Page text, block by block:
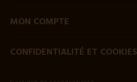
MON COMPTE
CONFIDENTIALITÉ ET COOKIES